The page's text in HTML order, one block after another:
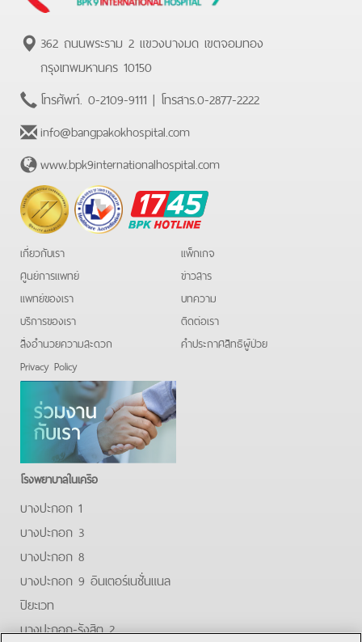
362 ถนนพระราม 2 แขวงบางมด เขตจอมทอง
กรุงเทพมหานคร 10150
โทรศัพท์. 0-2109-9111 | โทรสาร.0-2877-2222
info@bangpakokhospital.com
www.bpk9internationalhospital.com
BPK
Hotline
เกี่ยวกับเรา
ศูนย์การแพทย์
แพทย์ของเรา
บริการของเรา
สิ่งอำนวยความสะดวก
Privacy Policy
แพ็กเกจ
ข่าวสาร
บทความ
ติดต่อเรา
คําประกาศสิทธิผู้ป่วย
โรงพยาบาลในเครือ
บางปะกอก 1
บางปะกอก 3
บางปะกอก 8
บางปะกอก 9 อินเตอร์เนชั่นแนล
ปิยะเวท
บางปะกอก-รังสิต 2